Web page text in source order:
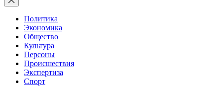
Политика
Экономика
Общество
Культура
Персоны
Происшествия
Экспертиза
Спорт